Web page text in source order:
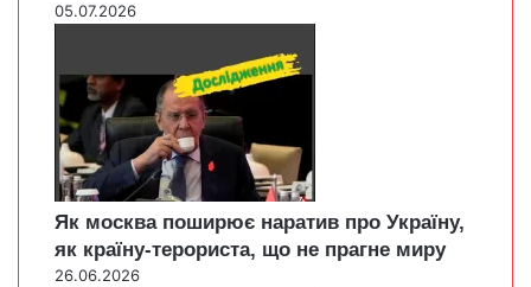
05.07.2026
Як москва поширює наратив про Україну,
як країну-терориста, що не прагне миру
26.06.2026